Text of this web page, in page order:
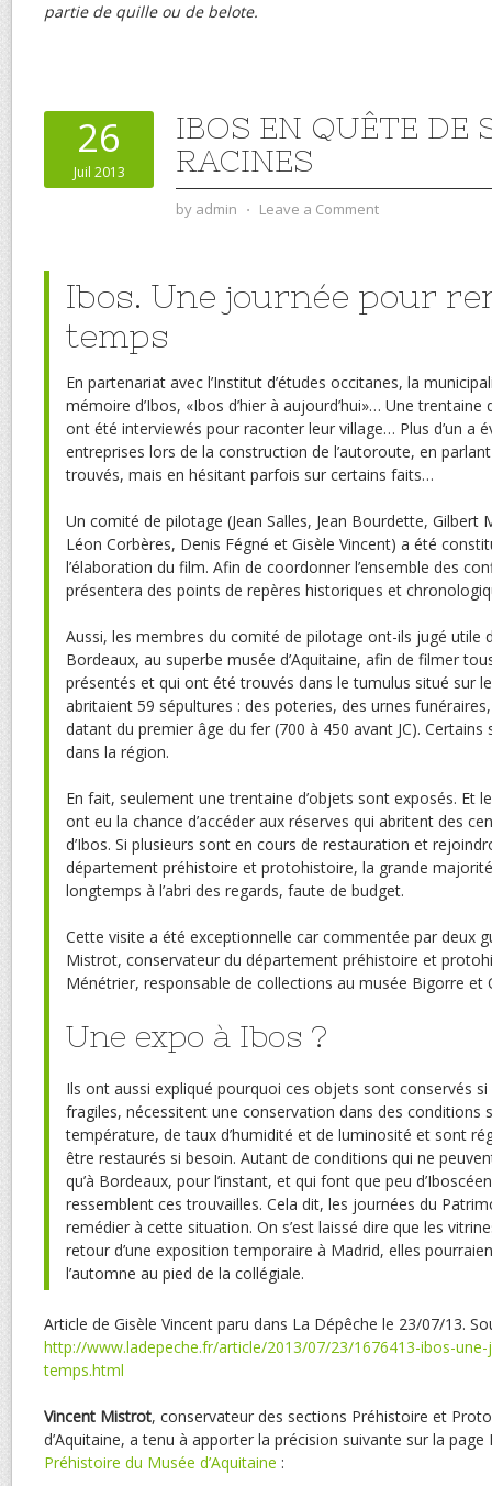
partie de quille ou de belote.
26
Juil 2013
IBOS EN QUÊTE DE
RACINES
by admin ⋅ Leave a Comment
Ibos. Une journée pour
temps
En partenariat avec l’Institut d’études occitanes, la
mémoire d’Ibos, «Ibos d’hier à aujourd’hui»… Une trentaine
ont été interviewés pour raconter leur village… Plus d’un a
entreprises lors de la construction de l’autoroute, en parlant
trouvés, mais en hésitant parfois sur certains faits…
Un comité de pilotage (Jean Salles, Jean Bourdette, Gilbert
Léon Corbères, Denis Fégné et Gisèle Vincent) a été
l’élaboration du film. Afin de coordonner l’ensemble des
présentera des points de repères historiques et
Aussi, les membres du comité de pilotage ont-ils jugé utile
Bordeaux, au superbe musée d’Aquitaine, afin de filmer
présentés et qui ont été trouvés dans le tumulus situé sur
abritaient 59 sépultures : des poteries, des urnes
datant du premier âge du fer (700 à 450 avant JC).
dans la région.
En fait, seulement une trentaine d’objets sont exposés. Et
ont eu la chance d’accéder aux réserves qui abritent des
d’Ibos. Si plusieurs sont en cours de restauration et
département préhistoire et protohistoire, la grande
longtemps à l’abri des regards, faute de budget.
Cette visite a été exceptionnelle car commentée par deux
Mistrot, conservateur du département préhistoire et
Ménétrier, responsable de collections au musée Bigorre et
Une expo à Ibos ?
Ils ont aussi expliqué pourquoi ces objets sont conservés si
fragiles, nécessitent une conservation dans des conditions
température, de taux d’humidité et de luminosité et sont
être restaurés si besoin. Autant de conditions qui ne
qu’à Bordeaux, pour l’instant, et qui font que peu
ressemblent ces trouvailles. Cela dit, les journées du
remédier à cette situation. On s’est laissé dire que les
retour d’une exposition temporaire à Madrid, elles
l’automne au pied de la collégiale.
Article de Gisèle Vincent paru dans La Dépêche le 23/07/13.
http://www.ladepeche.fr/article/2013/07/23/1676413-ibos-
temps.html
Vincent Mistrot, conservateur des sections Préhistoire et
d’Aquitaine, a tenu à apporter la précision suivante sur la
Préhistoire du Musée d’Aquitaine :